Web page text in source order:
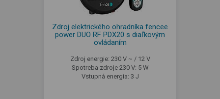
Zdroj elektrického ohradníka fencee
power DUO RF PDX20 s diaľkovým
ovládaním
Zdroj energie: 230 V ~ / 12 V
Spotreba zdroje 230 V: 5 W
Vstupná energia: 3 J